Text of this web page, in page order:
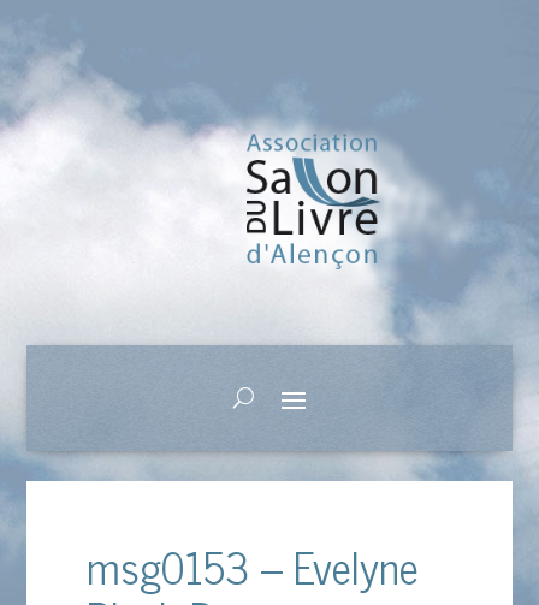
msg0153 – Evelyne